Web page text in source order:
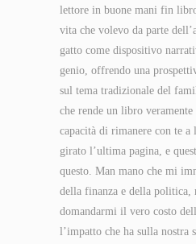
lettore in buone mani fin
vita che volevo da parte
gatto come dispositivo
genio, offrendo una
sul tema tradizionale del
che rende un libro veramente
capacità di rimanere con te a
girato l’ultima pagina, e
questo. Man mano che mi
della finanza e della politica,
domandarmi il vero costo
l’impatto che ha sulla nostra